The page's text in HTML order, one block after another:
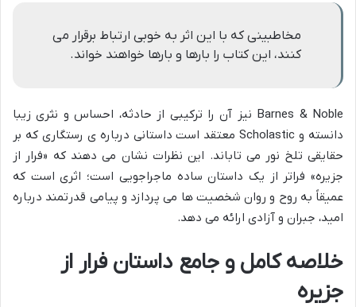
مخاطبینی که با این اثر به خوبی ارتباط برقرار می
کنند، این کتاب را بارها و بارها خواهند خواند.
Barnes & Noble نیز آن را ترکیبی از حادثه، احساس و نثری زیبا
دانسته و Scholastic معتقد است داستانی درباره ی رستگاری که بر
حقایقی تلخ نور می تاباند. این نظرات نشان می دهند که «فرار از
جزیره» فراتر از یک داستان ساده ماجراجویی است؛ اثری است که
عمیقاً به روح و روان شخصیت ها می پردازد و پیامی قدرتمند درباره
امید، جبران و آزادی ارائه می دهد.
خلاصه کامل و جامع داستان فرار از
جزیره